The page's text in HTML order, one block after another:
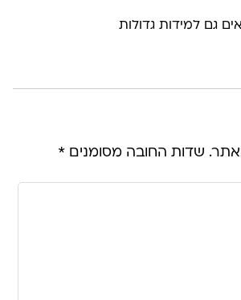
גם למידות גדולות
שדות החובה מסומנים *